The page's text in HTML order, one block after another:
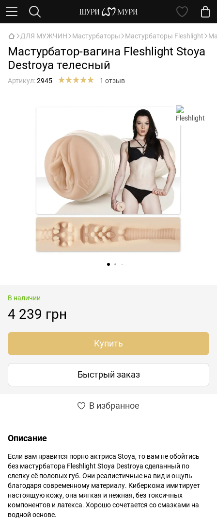
ДЛЯ МУЖЧИН Мастурбаторы Мастурбаторы Fleshlight
Мастурбатор-вагина Fleshlight Stoya
Destroya телесный
Артикул:2945 1 отзыв
В наличии
4 239 грн
Купить
Быстрый заказ
В избранное
Описание
Если вам нравится порно актриса Stoya, то вам не обойтись
без мастурбатора Fleshlight Stoya Destroya сделанный по
слепку её половых губ. Они реалистичные на вид и ощупь
благодаря современному материалу. Киберкожа имитирует
настоящую кожу, она мягкая и нежная, без токсичных
компонентов и латекса. Хорошо сочетается со смазками на
водной основе.